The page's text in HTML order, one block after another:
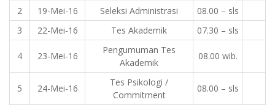
2
19-Mei-16 Seleksi Administrasi
08.00 – sls
3
22-Mei-16 Tes Akademik 07.30 – sls
4 23-Mei-16
Pengumuman Tes
Akademik
08.00 wib.
5 24-Mei-16
Tes Psikologi /
Commitment
08.00 – sls